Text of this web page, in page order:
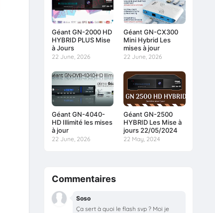
Géant GN-2000 HD
HYBRID PLUS Mise
à Jours
22 June, 2026
Géant GN-CX300
Mini Hybrid Les
mises à jour
22 June, 2026
Géant GN-4040-
HD Illimité les mises
à jour
22 June, 2026
Géant GN-2500
HYBRID Les Mise à
jours 22/05/2024
22 May, 2024
Commentaires
Soso
Ça sert à quoi le flash svp ? Moi je